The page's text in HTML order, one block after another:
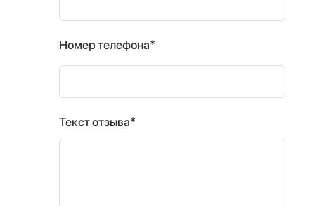
Номер телефона*
Текст отзыва*